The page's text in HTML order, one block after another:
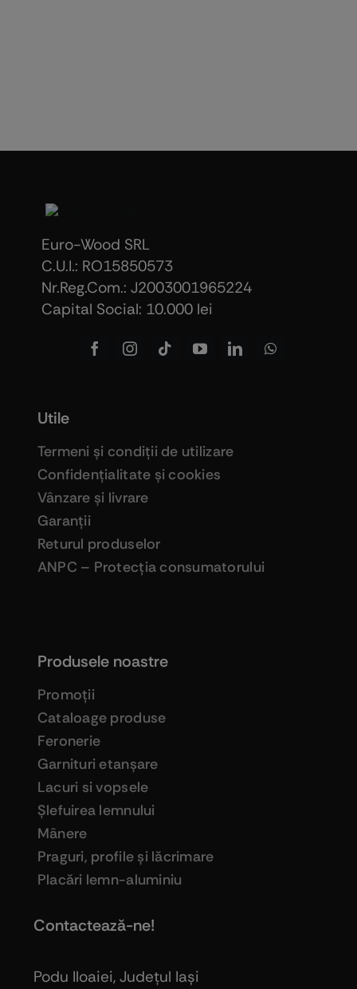
Euro-Wood SRL
C.U.I.: RO15850573
Nr.Reg.Com.: J2003001965224
Capital Social: 10.000 lei
Produsele noastre
Promoţii
Cataloage produse
Feronerie
Garnituri etanşare
Lacuri si vopsele
Şlefuirea lemnului
Mânere
Praguri, profile şi lăcrimare
Placări lemn-aluminiu
Utile
Termeni şi condiţii de utilizare
Confidenţialitate şi cookies
Vânzare şi livrare
Garanţii
Returul produselor
ANPC – Protecţia consumatorului
Contactează-ne!
Podu Iloaiei, Judeţul Iaşi